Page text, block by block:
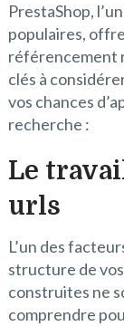
PrestaShop,
populaires,
référencement
clés à
vos chances
recherche :
Le
urls
L’un des
structure de
construites ne
comprendre